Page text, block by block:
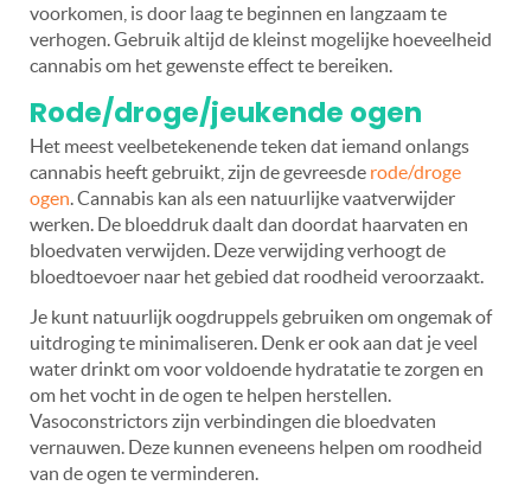
voorkomen, is door laag te beginnen en langzaam te
verhogen. Gebruik altijd de kleinst mogelijke hoeveelheid
cannabis om het gewenste effect te bereiken.
Rode/droge/jeukende ogen
Het meest veelbetekenende teken dat iemand onlangs
cannabis heeft gebruikt, zijn de gevreesde rode/droge
ogen . Cannabis kan als een natuurlijke vaatverwijder
werken. De bloeddruk daalt dan doordat haarvaten en
bloedvaten verwijden. Deze verwijding verhoogt de
bloedtoevoer naar het gebied dat roodheid veroorzaakt.
Je kunt natuurlijk oogdruppels gebruiken om ongemak of
uitdroging te minimaliseren. Denk er ook aan dat je veel
water drinkt om voor voldoende hydratatie te zorgen en
om het vocht in de ogen te helpen herstellen.
Vasoconstrictors zijn verbindingen die bloedvaten
vernauwen. Deze kunnen eveneens helpen om roodheid
van de ogen te verminderen.